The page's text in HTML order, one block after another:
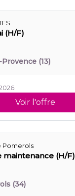
(H/F)
Provence (13)
Voir l'offre
Pomerols
maintenance (H/F)
(34)